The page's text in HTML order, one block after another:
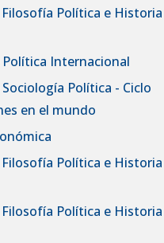
Política e Historia
Internacional
Política - Ciclo
en el mundo
Política e Historia
Política e Historia